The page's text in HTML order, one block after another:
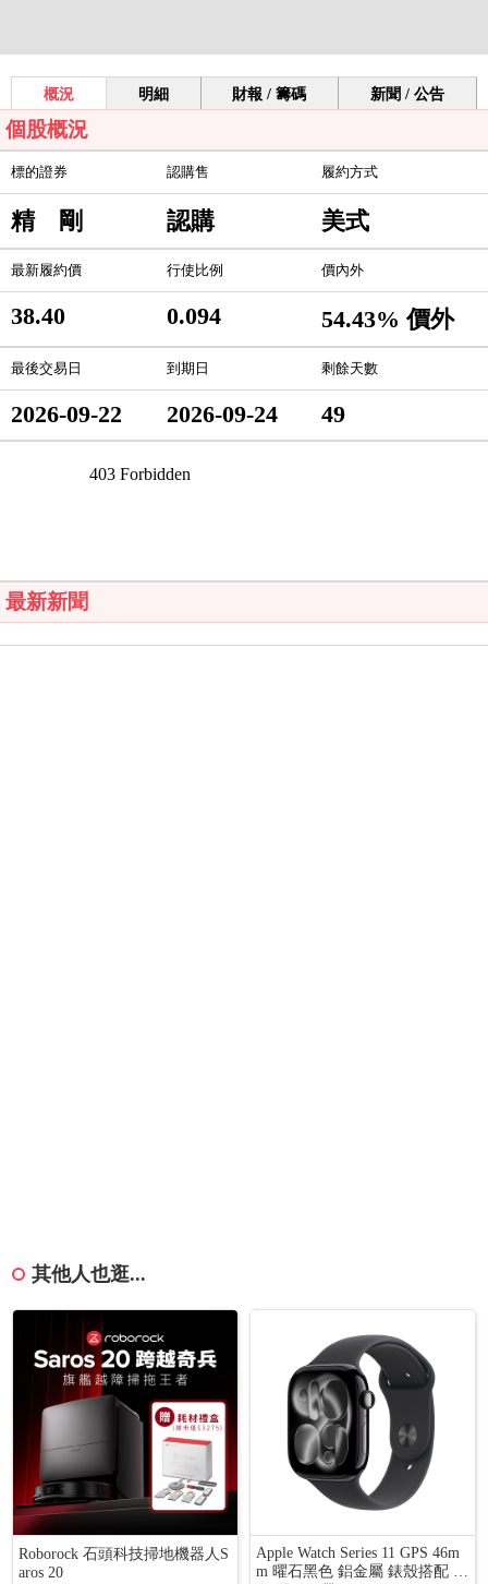
概況 明細 財報 / 籌碼 新聞 / 公告
個股概況
標的證券 認購售 履約方式
精 剛 認購 美式
最新履約價 行使比例 價內外
38.40 0.094 54.43% 價外
最後交易日 到期日 剩餘天數
2026-09-22 2026-09-24 49
最新新聞
其他人也逛...
Roborock 石頭科技掃地機器人S
aros 20
Apple Watch Series 11 GPS 46m
m 曜石黑色 鋁金屬 錶殼搭配 黑